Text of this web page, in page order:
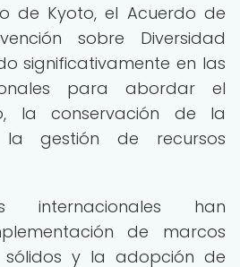
de Kyoto, el Acuerdo de
sobre Diversidad
significativamente en las
para abordar el
la conservación de la
la gestión de recursos
internacionales han
de marcos
sólidos y la adopción de